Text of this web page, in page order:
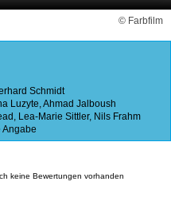
© Farbfilm
Schmidt
Luzyte,Ahmad Jalboush
, Lea-Marie Sittler, Nils Frahm
Angabe
keine Bewertungen vorhanden